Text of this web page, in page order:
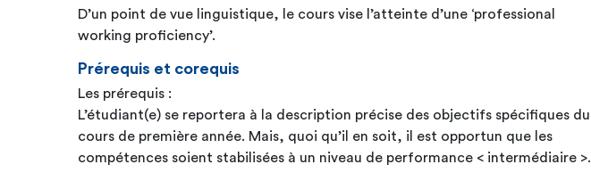
D’un point de vue linguistique, le cours vise l’atteinte d’une ‘professional
working proficiency’.
Prérequis et corequis
Les prérequis :
L’étudiant(e) se reportera à la description précise des objectifs spécifiques du
cours de première année. Mais, quoi qu’il en soit, il est opportun que les
compétences soient stabilisées à un niveau de performance < intermédiaire >.